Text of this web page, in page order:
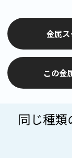
金属
この金
同じ種